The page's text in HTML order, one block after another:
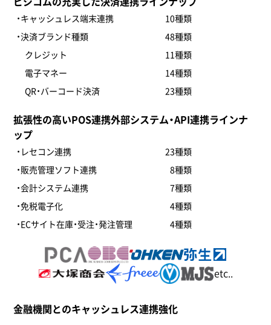
ビジコムの充実した決済連携ラインナップ
・キャッシュレス端末連携 10種類
・決済ブランド種類 48種類
クレジット 11種類
電子マネー 14種類
QR・バーコード決済 23種類
拡張性の高いPOS連携外部システム・API連携ラインナ
ップ
・レセコン連携 23種類
・販売管理ソフト連携 8種類
・会計システム連携 7種類
・免税電子化 4種類
・ECサイト在庫・受注・発注管理 4種類
etc..
金融機関とのキャッシュレス連携強化